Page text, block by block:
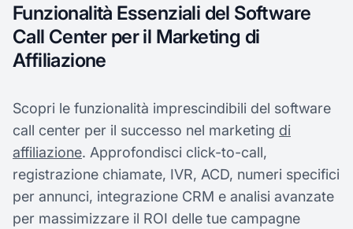
Funzionalità Essenziali del Software
Call Center per il Marketing di
Affiliazione
Scopri le funzionalità imprescindibili del software
call center per il successo nel marketing di
affiliazione. Approfondisci click-to-call,
registrazione chiamate, IVR, ACD, numeri specifici
per annunci, integrazione CRM e analisi avanzate
per massimizzare il ROI delle tue campagne